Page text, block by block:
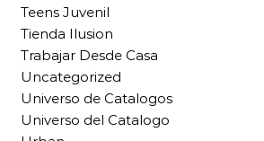
Teens Juvenil
Tienda Ilusion
Trabajar Desde Casa
Uncategorized
Universo de Catalogos
Universo del Catalogo